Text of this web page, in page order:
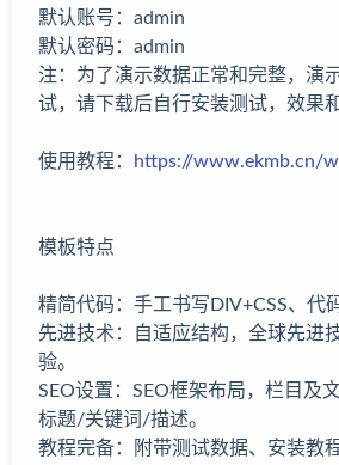
默认账号：admin
默认密码：admin
注：为了演示数据正常和完整，演
试，请下载后自行安装测试，效果
使用教程： https://www.ekmb.cn/
模板特点
精简代码：手工书写DIV+CSS、代
先进技术：自适应结构，全球先进
验。
SEO设置：SEO框架布局，栏目及
标题/关键词/描述。
教程完备：附带测试数据、安装教